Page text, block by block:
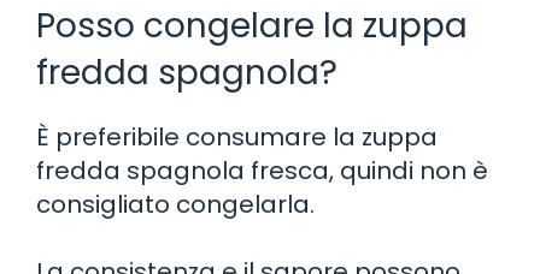
Posso congelare la zuppa
fredda spagnola?
È preferibile consumare la zuppa
fredda spagnola fresca, quindi non è
consigliato congelarla.